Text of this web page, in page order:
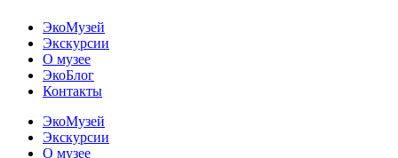
ЭкоМузей
Экскурсии
О музее
ЭкоБлог
Контакты
ЭкоМузей
Экскурсии
О музее